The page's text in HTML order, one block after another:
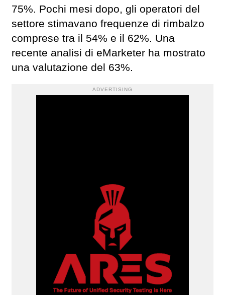
75%. Pochi mesi dopo, gli operatori del
settore stimavano frequenze di rimbalzo
comprese tra il 54% e il 62%. Una
recente analisi di eMarketer ha mostrato
una valutazione del 63%.
ADVERTISING